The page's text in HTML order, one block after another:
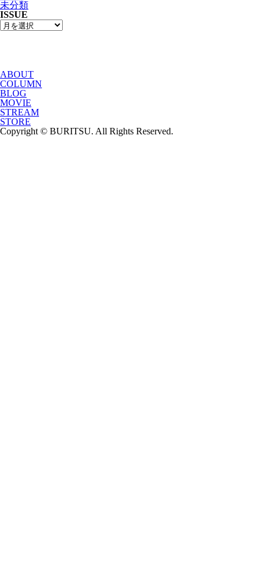
未分類
ISSUE
ABOUT
COLUMN
BLOG
MOVIE
STREAM
STORE
Copyright © BURITSU. All Rights Reserved.